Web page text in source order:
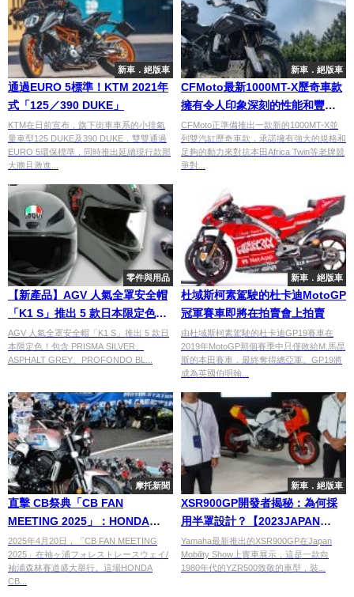
新車．絕版車
通過EURO 5標準！KTM 2021年
式「125／390 DUKE」
KTM在日前宣布，旗下街車車系的小排氣
量車型125 DUKE及390 DUKE，雙雙通過
EURO 5環保標準，同時推出延續現行款那
大膽且激進...
新車．絕版車
CFMoto最新1000MT-X歷奇車款
擁有令人印象深刻的性能和豐富
的標準配置
CFMoto正準備推出一款新的1000MT-X並
列雙汽缸歷奇車款，承諾擁有強大的規格和
足夠的動力來對抗本田Africa Twin等老牌競
爭對...
零件與用品
【新產品】AGV 人氣全罩安全帽
「K1 S」推出 5 款日本限定色！
漸層金屬塗裝與亞洲版型同步登
場
AGV 人氣全罩安全帽「K1 S」推出 5 款日
本限定色！包含 PRISMA SILVER、
ASPHALT GREY、PROFONDO BL...
新車．絕版車
杜域斯柯素駕駛的杜卡迪MotoGP
冠軍賽車即將在拍賣會上拍賣
由杜域斯柯素駕駛的杜卡迪GP19賽車在
2019年MotoGP那個賽季中只僅敗給M.馬昆
斯的本田賽車，最終奪得總亞軍。GP19將
成為英國伯明翰...
摩托新聞
直擊 CB祭典「CB FAN
MEETING 2025」：HONDA
CB1000F Concept 獨家揭秘！
2025年4月20日，「CB FAN MEETING
2025」在袖ヶ浦フォレストレースウェイ/
袖浦森林賽道盛大舉行。這場HONDA
CB...
新車．絕版車
XSR900GP開發者揭秘：為何採
用半罩設計？【2023JAPAN
MOBILITY SHOW】
Yamaha最新推出的XSR900GP在Japan
Mobility Show上實車展示，這是一款向
1980年代的YZR500致敬的車型，裝...